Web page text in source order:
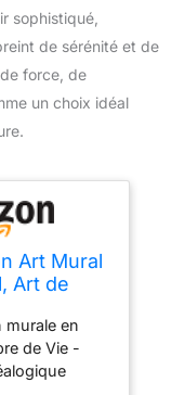
sophistiqué,
de sérénité et de
force, de
un choix idéal
Art Mural
Art de
Arbre
noir
murale en
de Vie -